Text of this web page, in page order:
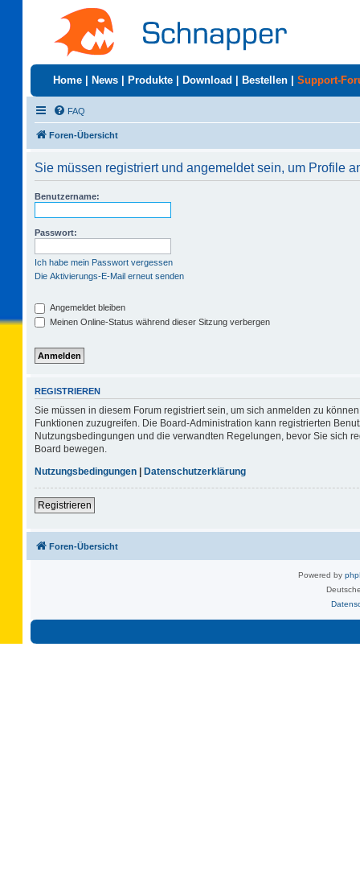
Home News Produkte Download Bestellen Support-
FAQ
Foren-Übersicht
Sie müssen registriert und angemeldet sein, um Profile
Benutzername:
Passwort:
Ich habe mein Passwort vergessen
Die Aktivierungs-E-Mail erneut senden
Angemeldet bleiben
Meinen Online-Status während dieser Sitzung verbergen
REGISTRIEREN
Sie müssen in diesem Forum registriert sein, um sich anmelden zu
Funktionen zuzugreifen. Die Board-Administration kann registrierten
Nutzungsbedingungen und die verwandten Regelungen, bevor Sie sich
Board bewegen.
Nutzungsbedingungen | Datenschutzerklärung
Registrieren
Foren-Übersicht
Powered by